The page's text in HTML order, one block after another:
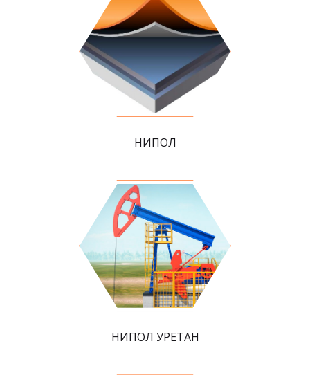
НИПОЛ
НИПОЛ УРЕТАН